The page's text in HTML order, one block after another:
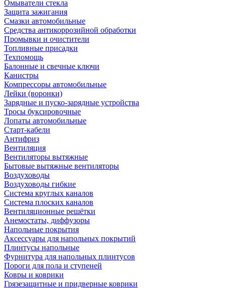
Омыватели стекла
Защита зажигания
Смазки автомобильные
Средства антикоррозийной обработки
Промывки и очистители
Топливные присадки
Техпомощь
Балонные и свечные ключи
Канистры
Компрессоры автомобильные
Лейки (воронки)
Зарядные и пуско-зарядные устройства
Тросы буксировочные
Лопаты автомобильные
Старт-кабели
Антифриз
Вентиляция
Вентиляторы вытяжные
Бытовые вытяжные вентиляторы
Воздуховоды
Воздуховоды гибкие
Система круглых каналов
Система плоских каналов
Вентиляционные решётки
Анемостаты, диффузоры
Напольные покрытия
Аксессуары для напольных покрытий
Плинтусы напольные
Фурнитура для напольных плинтусов
Пороги для пола и ступеней
Ковры и коврики
Грязезащитные и придверные коврики